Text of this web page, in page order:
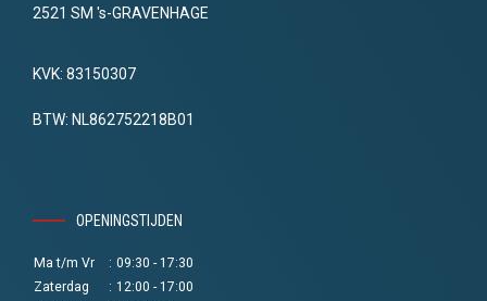
2521 SM 's-GRAVENHAGE
KVK: 83150307
BTW: NL862752218B01
OPENINGSTIJDEN
Ma t/m Vr : 09:30 - 17:30
Zaterdag
: 12:00 - 17:00